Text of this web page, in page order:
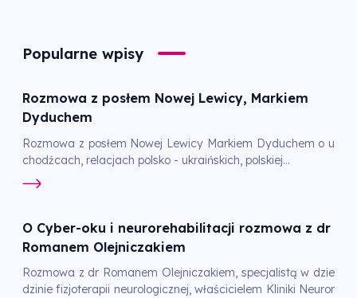
Popularne wpisy
Rozmowa z posłem Nowej Lewicy, Markiem
Dyduchem
Rozmowa z posłem Nowej Lewicy Markiem Dyduchem o u
chodźcach, relacjach polsko - ukraińskich, polskiej...
O Cyber-oku i neurorehabilitacji rozmowa z dr
Romanem Olejniczakiem
Rozmowa z dr Romanem Olejniczakiem, specjalistą w dzie
dzinie fizjoterapii neurologicznej, właścicielem Kliniki Neuror